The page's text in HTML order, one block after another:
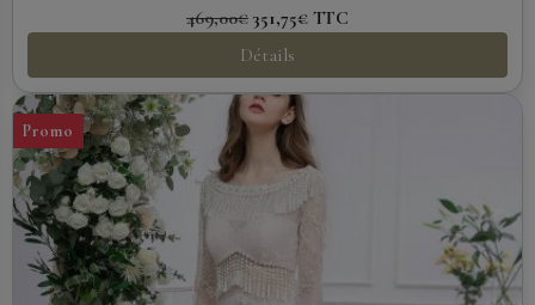
469,00€ 351,75€ TTC
Détails
Promo